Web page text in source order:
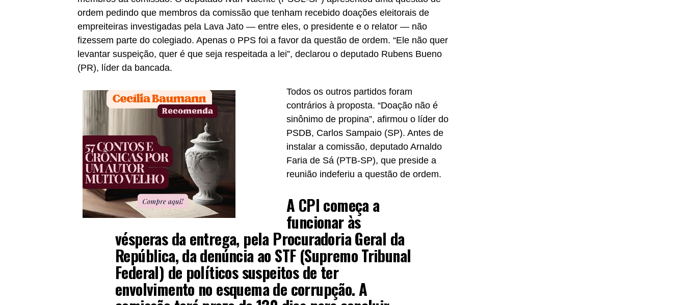
ordem pedindo que membros da comissão que tenham recebido doações eleitorais de
empreiteiras investigadas pela Lava Jato — entre eles, o presidente e o relator — não
fizessem parte do colegiado. Apenas o PPS foi a favor da questão de ordem. “Ele não quer
levantar suspeição, quer é que seja respeitada a lei”, declarou o deputado Rubens Bueno
(PR), líder da bancada.
Todos os outros partidos foram
contrários à proposta. “Doação não é
sinônimo de propina”, afirmou o líder do
PSDB, Carlos Sampaio (SP). Antes de
instalar a comissão, deputado Arnaldo
Faria de Sá (PTB-SP), que preside a
reunião indeferiu a questão de ordem.
A CPI começa a
funcionar às
vésperas da entrega, pela Procuradoria Geral da
República, da denúncia ao STF (Supremo Tribunal
Federal) de políticos suspeitos de ter
envolvimento no esquema de corrupção. A